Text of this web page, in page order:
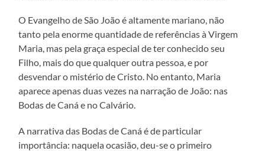
O Evangelho de São João é altamente mariano, não
tanto pela enorme quantidade de referências à Virgem
Maria, mas pela graça especial de ter conhecido seu
Filho, mais do que qualquer outra pessoa, e por
desvendar o mistério de Cristo. No entanto, Maria
aparece apenas duas vezes na narração de João: nas
Bodas de Caná e no Calvário.
A narrativa das Bodas de Caná é de particular
importância: naquela ocasião, deu-se o primeiro